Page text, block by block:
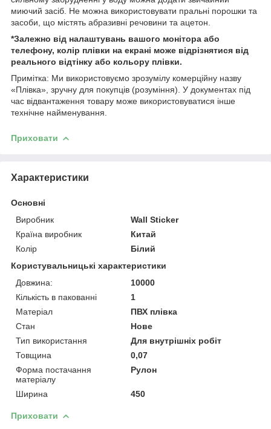
миючий засіб. Не можна використовувати пральні порошки та
засоби, що містять абразивні речовини та ацетон.
*Залежно від налаштувань вашого монітора або
телефону, колір плівки на екрані може відрізнятися від
реального відтінку або кольору плівки.
Примітка: Ми використовуємо зрозумілу комерційну назву
«Плівка», зручну для покупців (розуміння). У документах під
час відвантаження товару може використовуватися інше
технічне найменування.
Приховати
Характеристики
Основні
Виробник
Wall Sticker
Країна виробник
Китай
Колір
Білий
Користувальницькі характеристики
Довжина:
10000
Кількість в пакованні
1
Матеріал
ПВХ плівка
Стан
Нове
Тип використання
Для внутрішніх робіт
Товщина
0,07
Форма постачання
матеріалу
Рулон
Ширина 450
Приховати